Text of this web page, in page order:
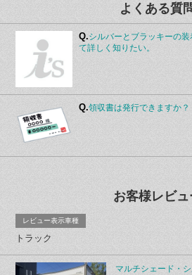
よくある質
Q.シルバーとブラッキーの
て詳しく知りたい。
Q.領収書は発行できますか？
お客様レビュ
レビュー表示車種
トラック
マルチシェード・